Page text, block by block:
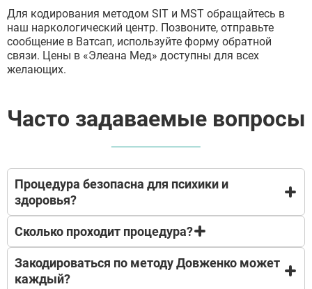
Для кодирования методом SIT и MST обращайтесь в
наш наркологический центр. Позвоните, отправьте
сообщение в Ватсап, используйте форму обратной
связи. Цены в «Элеана Мед» доступны для всех
желающих.
Часто задаваемые вопросы
Процедура безопасна для психики и
здоровья?
Да.
Сколько проходит процедура?
Процедура кодирования занимает от полутора до
двух часов.
Закодироваться по методу Довженко может
каждый?